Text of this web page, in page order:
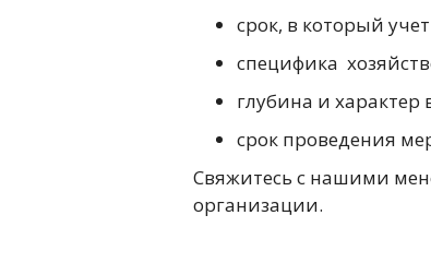
срок, в который
специфика
глубина и
срок проведения
Свяжитесь с нашими
организации.